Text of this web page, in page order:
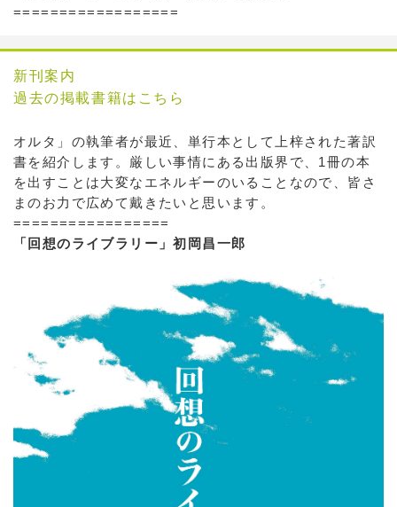
==================
新刊案内
過去の掲載書籍はこちら
オルタ」の執筆者が最近、単行本として上梓された著訳
書を紹介します。厳しい事情にある出版界で、1冊の本
を出すことは大変なエネルギーのいることなので、皆さ
まのお力で広めて戴きたいと思います。
=================
「回想のライブラリー」初岡昌一郎